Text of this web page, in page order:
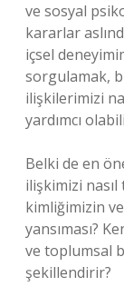
ve sosyal
kararlar
içsel
sorgulamak,
ilişkilerimizi
yardımcı
Belki de en
ilişkimizi nasıl
kimliğimizin
yansıması?
ve toplumsal
şekillendirir?